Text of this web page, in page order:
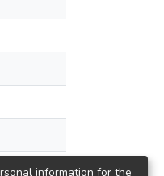
information for the